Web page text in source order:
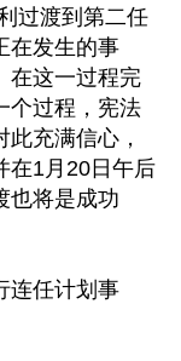
过渡到第二任
在发生的事
在这一过程完
个过程，宪法
充满信心，
在1月20日午后
也将是成功
连任计划事